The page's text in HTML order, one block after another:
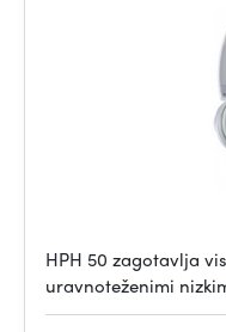
HPH 50 zagotavlja
uravnoteženimi